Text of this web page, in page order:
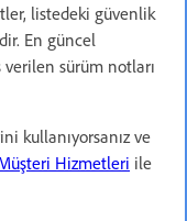
listedeki güvenlik
En güncel
sürüm notları
kullanıyorsanız ve
Hizmetleri ile